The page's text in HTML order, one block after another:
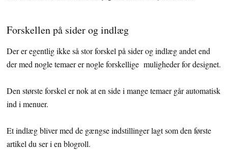
Forskellen på sider og indlæg
Der er egentlig ikke så stor forskel på sider og indlæg andet end
der med nogle temaer er nogle forskellige muligheder for designet.
Den største forskel er nok at en side i mange temaer går automatisk
ind i menuer.
Et indlæg bliver med de gængse indstillinger lagt som den første
artikel du ser i en blogroll.